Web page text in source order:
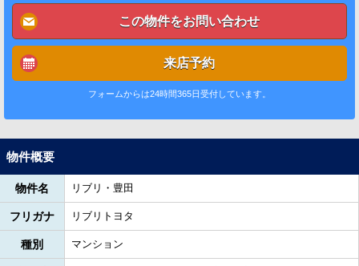
この物件をお問い合わせ
来店予約
フォームからは24時間365日受付しています。
物件概要
物件名 リブリ・豊田
フリガナ リブリトヨタ
種別 マンション